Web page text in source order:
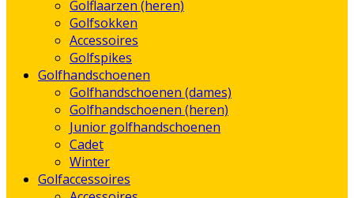
Golflaarzen (heren)
Golfsokken
Accessoires
Golfspikes
Golfhandschoenen
Golfhandschoenen (dames)
Golfhandschoenen (heren)
Junior golfhandschoenen
Cadet
Winter
Golfaccessoires